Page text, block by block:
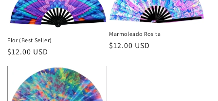
Flor (Best Seller)
Precio
habitual
$12.00 USD
Marmoleado Rosita
Precio
$12.00 USD